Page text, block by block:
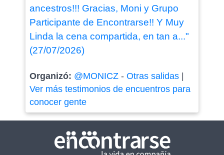
ancestros!!! Gracias, Moni y Grupo
Participante de Encontrarse!! Y Muy
Linda la cena compartida, en tan a..."
(27/07/2026)
Organizó: @MONICZ- Otras salidas|
Ver más testimonios de encuentros para
conocer gente